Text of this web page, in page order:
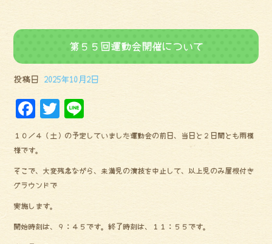
第５５回運動会開催について
投稿日 2025年10月2日
F
a
ce
bo
ok
Tw
it
te
r
ne
１０／４（土）の予定していました運動会の前日、当日と２日間とも雨模
様です。
そこで、大変残念ながら、未満児の演技を中止して、以上児のみ屋根付き
グラウンドで
実施します。
開始時刻は、９：４５です。終了時刻は、１１：５５です。